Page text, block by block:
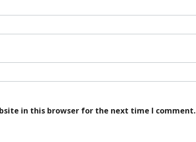
in this browser for the next time I comment.